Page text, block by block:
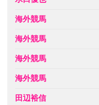
海外競馬
海外競馬
海外競馬
海外競馬
田辺裕信